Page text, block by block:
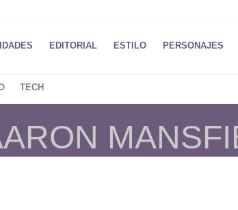
EDITORIAL ESTILO PERSONAJES
TECH